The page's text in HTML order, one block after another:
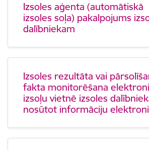
Izsoles aģenta (automātiskā
izsoles soļa) pakalpojums
dalībniekam
Izsoles rezultāta vai
fakta monitorēšana
izsoļu vietnē izsoles
nosūtot informāciju